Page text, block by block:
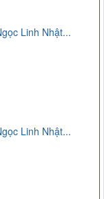
Linh Nhật...
Linh Nhật...